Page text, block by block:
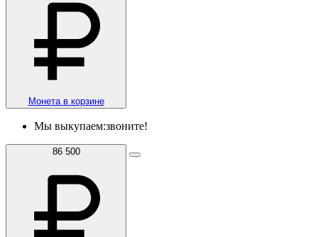
Монета в корзине
Мы выкупаем:звоните!
86 500